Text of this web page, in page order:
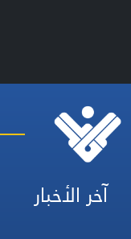
آخر الأخبار